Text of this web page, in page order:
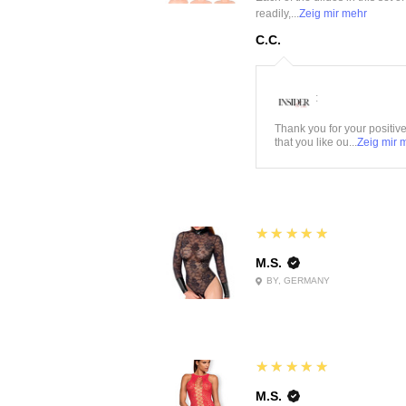
readily,...Zeig mir mehr
C.C.
:
Thank you for your
that you like ou...Zeig mir
5
★★★★★
M.S.
BY, GERMANY
5
★★★★★
M.S.